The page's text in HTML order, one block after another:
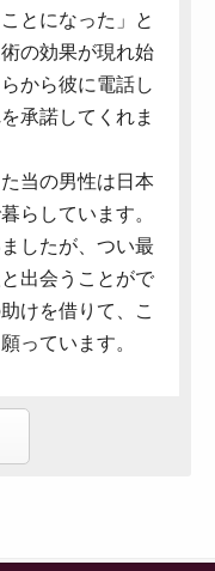
とになった」と
の効果が現れ始
から彼に電話し
承諾してくれま
当の男性は日本
らしています。
したが、つい最
出会うことがで
けを借りて、こ
っています。